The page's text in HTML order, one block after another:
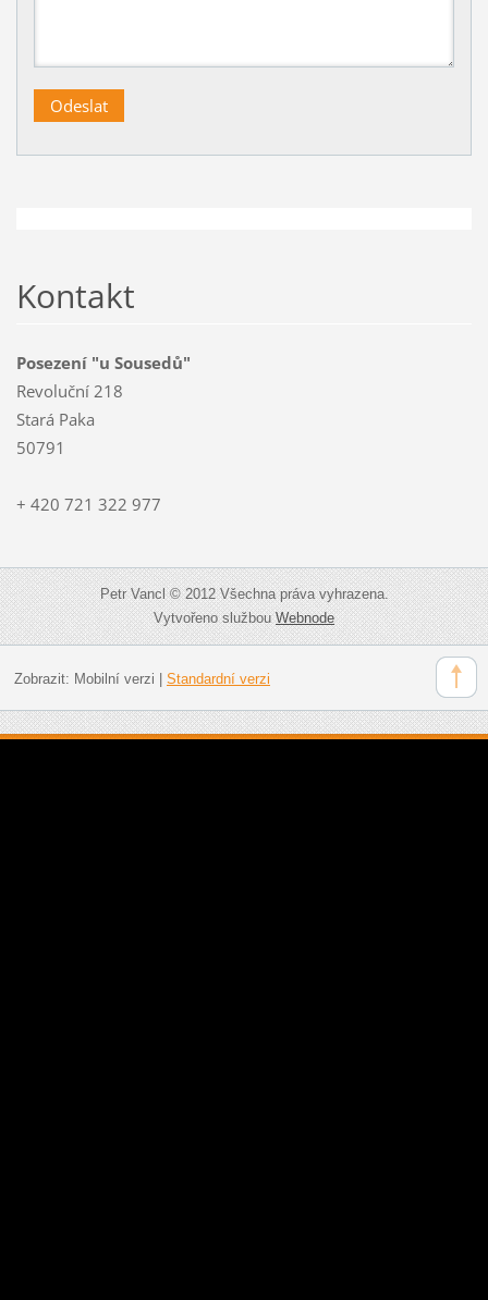
Kontakt
Posezení "u Sousedů"
Revoluční 218
Stará Paka
50791
+ 420 721 322 977
Petr Vancl © 2012 Všechna práva vyhrazena.
Vytvořeno službouWebnode
Zobrazit: Mobilní verzi | Standardní verzi